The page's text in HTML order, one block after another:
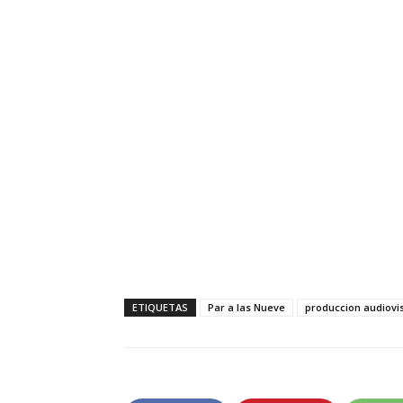
ETIQUETAS Par a las Nueve produccion